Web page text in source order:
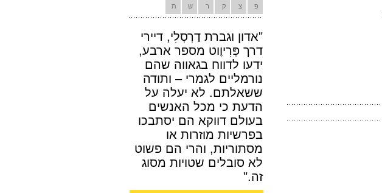
פ צ ק ר ש ת
"אדון וגברת דַרְסְלִי, דיירי
דרך פְּרִיוֶוט מספר ארבע,
ידעו לדווח בגאווה שהם
נורמליים לגמרי – ותודה
ששאלתם. לא יעלה על
הדעת כי מכל האנשים
בעולם דווקא הם יסתבכו
בפרשיות מוזרות או
מסתוריות, והרי הם פשוט
לא סובלים שטויות מסוג
זה."